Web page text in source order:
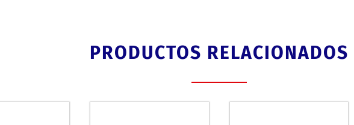
PRODUCTOS RELACIONADOS